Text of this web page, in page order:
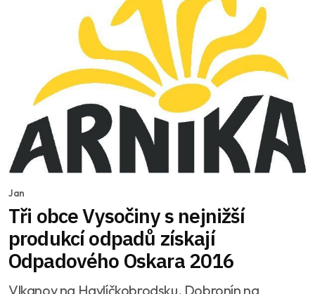
Jan
Tři obce Vysočiny s nejnižší
produkcí odpadů získají
Odpadového Oskara 2016
Vlkanov na Havlíčkobrodsku, Dobronín na